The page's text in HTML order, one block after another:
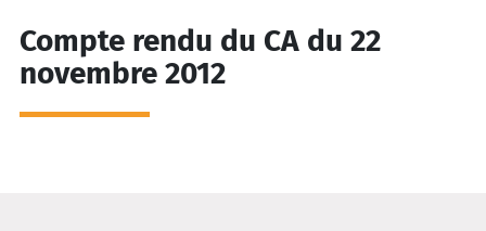
Compte rendu du CA du 22
novembre 2012